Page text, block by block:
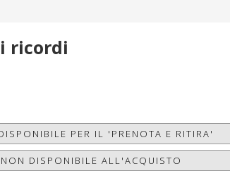
ricordi
PER IL 'PRENOTA E RITIRA'
NON DISPONIBILE ALL'ACQUISTO